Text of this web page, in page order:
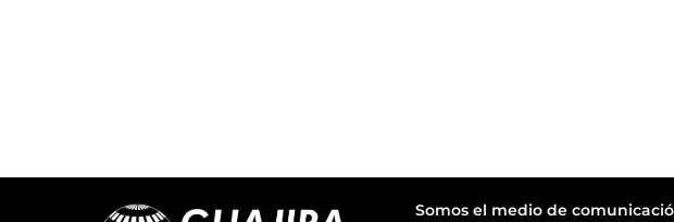
Somos el medio de